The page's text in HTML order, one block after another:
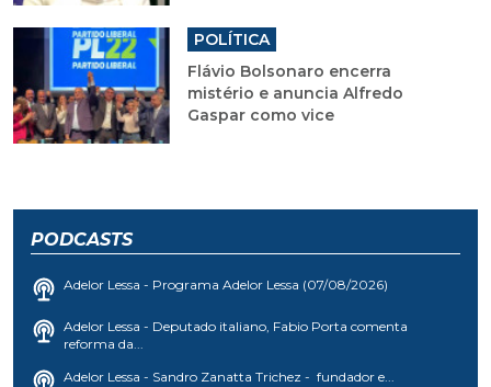
POLÍTICA
Flávio Bolsonaro encerra
mistério e anuncia Alfredo
Gaspar como vice
PODCASTS
Adelor Lessa - Programa Adelor Lessa (07/08/2026)
Adelor Lessa - Deputado italiano, Fabio Porta comenta
reforma da...
Adelor Lessa - Sandro Zanatta Trichez - fundador e...